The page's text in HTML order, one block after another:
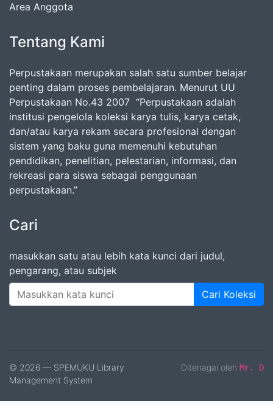
Area Anggota
Tentang Kami
Perpustakaan merupakan salah satu sumber belajar
penting dalam proses pembelajaran. Menurut UU
Perpustakaan No.43 2007 “Perpustakaan adalah
institusi pengelola koleksi karya tulis, karya cetak,
dan/atau karya rekam secara profesional dengan
sistem yang baku guna memenuhi kebutuhan
pendidikan, penelitian, pelestarian, informasi, dan
rekreasi para siswa sebagai penggunaan
perpustakaan.”
Cari
masukkan satu atau lebih kata kunci dari judul,
pengarang, atau subjek
Cari Koleksi
© 2026 — SPEMUKU Library
Management System
Ditenagai oleh Mr. D